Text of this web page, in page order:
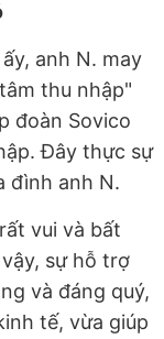
anh N. may
thu nhập"
đoàn Sovico
Đây thực sự
đình anh N.
vui và bất
sự hỗ trợ
và đáng quý,
tế, vừa giúp